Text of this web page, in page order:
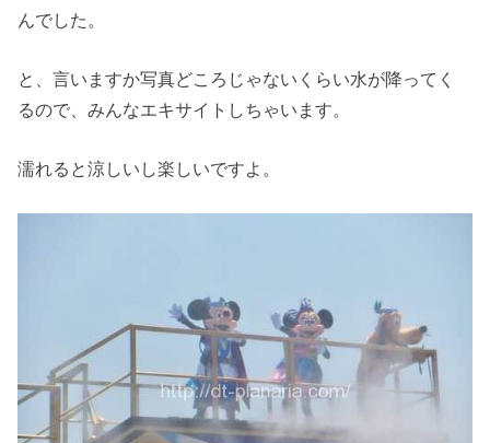
んでした。
と、言いますか写真どころじゃないくらい水が降ってく
るので、みんなエキサイトしちゃいます。
濡れると涼しいし楽しいですよ。